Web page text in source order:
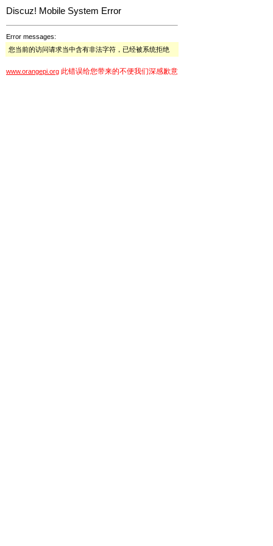
Discuz! Mobile System Error
Error messages:
您当前的访问请求当中含有非法字符，已经被系统拒绝
www.orangepi.org 此错误给您带来的不便我们深感歉意